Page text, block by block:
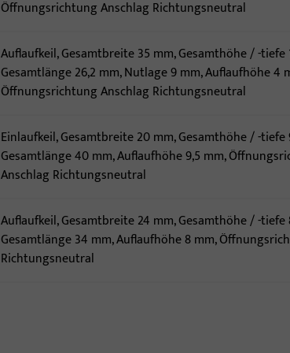
Öffnungsrichtung Anschlag Richtungsneutral
Auflaufkeil, Gesamtbreite 35 mm, Gesamthöhe / -tiefe
Gesamtlänge 26,2 mm, Nutlage 9 mm, Auflaufhöhe 4
Öffnungsrichtung Anschlag Richtungsneutral
Einlaufkeil, Gesamtbreite 20 mm, Gesamthöhe / -tiefe
Gesamtlänge 40 mm, Auflaufhöhe 9,5 mm,
Anschlag Richtungsneutral
Auflaufkeil, Gesamtbreite 24 mm, Gesamthöhe / -tiefe
Gesamtlänge 34 mm, Auflaufhöhe 8 mm,
Richtungsneutral